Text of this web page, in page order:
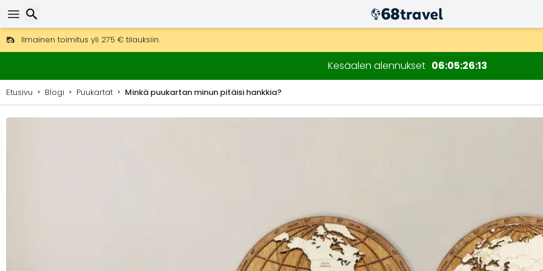
Ilmainen toimitus yli 275 € tilauksiin.
Mahdollisuus lähettää DHL Express -lähetyksenä (toimitus 24 tunnin kuluessa)
Kesäalen alennukset 06052611
Etusivu Blogi Puukartat Minkä puukartan minun pitäisi hankkia?